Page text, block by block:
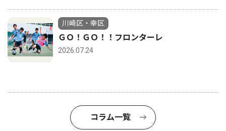
川崎区・幸区
ＧＯ！ＧＯ！！フロンターレ
2026.07.24
コラム一覧